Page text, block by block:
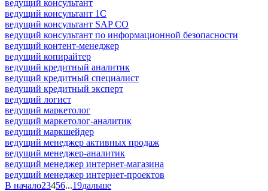
ведущий консультант
ведущий консультант 1С
ведущий консультант SAP CO
ведущий консультант по информационной безопасности
ведущий контент-менеджер
ведущий копирайтер
ведущий кредитный аналитик
ведущий кредитный специалист
ведущий кредитный эксперт
ведущий логист
ведущий маркетолог
ведущий маркетолог-аналитик
ведущий маркшейдер
ведущий менеджер активных продаж
ведущий менеджер-аналитик
ведущий менеджер интернет-магазина
ведущий менеджер интернет-проектов
В начало23456...19дальше